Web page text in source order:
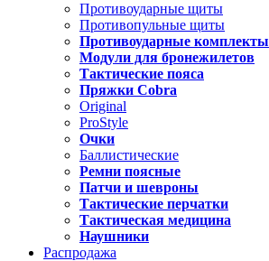
Противоударные щиты
Противопульные щиты
Противоударные комплекты
Модули для бронежилетов
Тактические пояса
Пряжки Cobra
Original
ProStyle
Очки
Баллистические
Ремни поясные
Патчи и шевроны
Тактические перчатки
Тактическая медицина
Наушники
Распродажа